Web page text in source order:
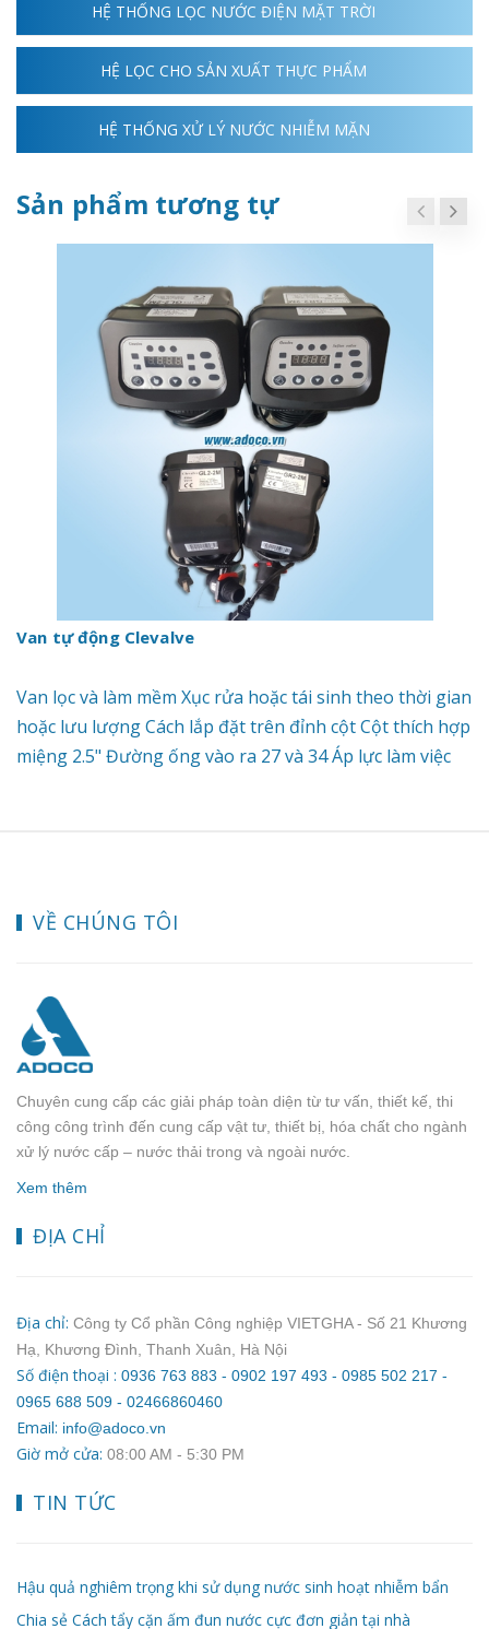
HỆ THỐNG LỌC NƯỚC ĐIỆN MẶT TRỜI
HỆ LỌC CHO SẢN XUẤT THỰC PHẨM
HỆ THỐNG XỬ LÝ NƯỚC NHIỄM MẶN
Sản phẩm tương tự
Van tự động Clevalve
Van lọc và làm mềm Xục rửa hoặc tái sinh theo thời gian
hoặc lưu lượng Cách lắp đặt trên đỉnh cột Cột thích hợp
miệng 2.5" Đường ống vào ra 27 và 34 Áp lực làm việc
biết thêm chi tiết và nhận báo giá tốt nhất xin liên hệ
VỀ CHÚNG TÔI
Chuyên cung cấp các giải pháp toàn diện từ tư vấn, thiết kế, thi
công công trình đến cung cấp vật tư, thiết bị, hóa chất cho ngành
xử lý nước cấp – nước thải trong và ngoài nước.
Xem thêm
ĐỊA CHỈ
Địa chỉ: Công ty Cổ phần Công nghiệp VIETGHA - Số 21 Khương
Hạ, Khương Đình, Thanh Xuân, Hà Nội
Số điện thoại : 0936 763 883 - 0902 197 493 - 0985 502 217 -
0965 688 509 - 02466860460
Email: info@adoco.vn
Giờ mở cửa: 08:00 AM ‐ 5:30 PM
TIN TỨC
Hậu quả nghiêm trọng khi sử dụng nước sinh hoạt nhiễm bẩn
Chia sẻ Cách tẩy cặn ấm đun nước cực đơn giản tại nhà